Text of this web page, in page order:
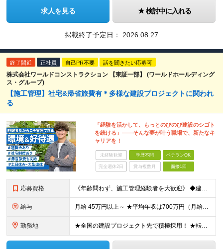
求人を見る 検討中に入れる
掲載終了予定日： 2026.08.27
終了間近 正社員 自己PR不要 話を聞きたい応募可
株式会社ワールドコンストラクション 【東証一部】 (ワールドホールディング
ス・グループ)
【施工管理】社宅&帰省旅費有＊多様な建設プロジェクトに関われ
る
「経験を活かして、もっとのびのび建設のシゴト
を続ける」――そんな夢が叶う職場で、新たなキ
ャリアを！
未経験歓迎 学歴不問 ベテランOK
完全週休2日 賞与複数月 面接1回
応募資格 《年齢問わず、施工管理経験者を大歓迎》 ◆建設業界で技術系の実務経験があればOK ★経験に応じて、月給50万円以上、平均年収700万円以上も可能です 《応募条件》 ◆建設業界で技術系職種（施工管理や
給与 月給 45万円以上～ ★平均年収は700万円（月給50万円） ◎残業手当は、全額別途支給します。 ◎年齢・経験・能力などを考慮の上、決定します。 ◎試用期間3ヶ月あり。その間の待遇に変動はありません
勤務地 ★全国の建設プロジェクト先で積極採用！ ★転居を伴う転勤なし ★配属先は希望を最大限考慮します ★I・Uターン支援・寮あり ★案件によりマイカー通勤OK ＝拠点一覧＝ ◆本社／東京都港区東新橋2丁目